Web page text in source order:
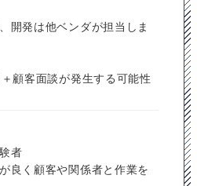
開発は他ベンダが担当しま
顧客面談が発生する可能性
者
良く顧客や関係者と作業を